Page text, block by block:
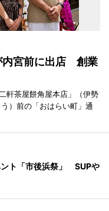
内宮前に出店 創業
軒茶屋餅角屋本店」（伊勢
）前の「おはらい町」通
ト「市後浜祭」 SUPや